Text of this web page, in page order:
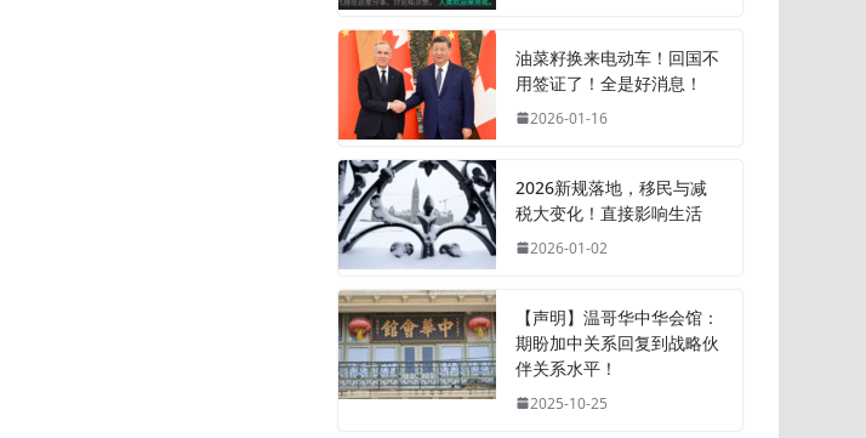
油菜籽换来电动车！回国不
用签证了！全是好消息！
2026-01-16
2026新规落地，移民与减
税大变化！直接影响生活
2026-01-02
【声明】温哥华中华会馆：
期盼加中关系回复到战略伙
伴关系水平！
2025-10-25